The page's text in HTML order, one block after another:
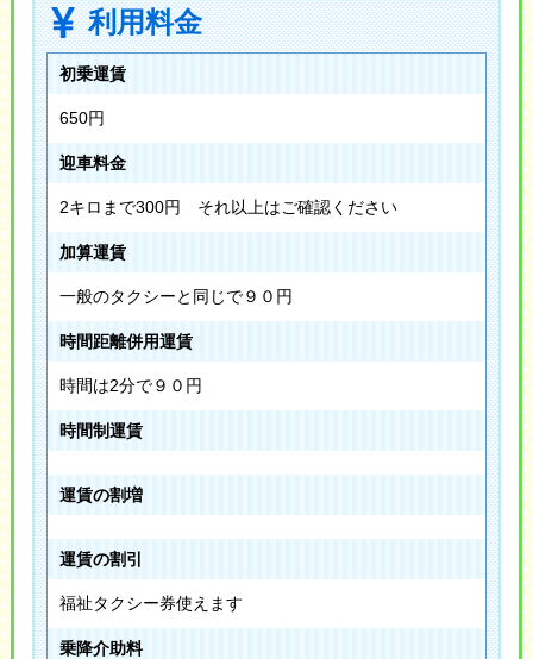
利用料金
初乗運賃
650円
迎車料金
2キロまで300円 それ以上はご確認ください
加算運賃
一般のタクシーと同じで９０円
時間距離併用運賃
時間は2分で９０円
時間制運賃
運賃の割増
運賃の割引
福祉タクシー券使えます
乗降介助料